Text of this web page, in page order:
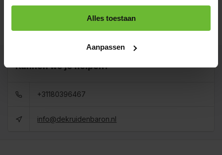
Alles toestaan
Aanpassen
€25,95
Totaal:€25,95
Kunnen we je helpen?
+31180396467
info@dekruidenbaron.nl